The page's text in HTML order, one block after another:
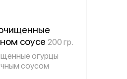
соусе 200 гр.
огурцы
соусом